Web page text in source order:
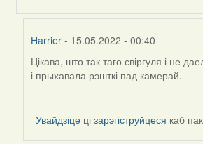
Harrier - 15.05.2022 - 00:40
In
reply
Harrier
Цікава, што так таго свіргуля і не
і прыхавала рэшткі пад камерай.
Увайдзіце цізарэгіструйцеся каб